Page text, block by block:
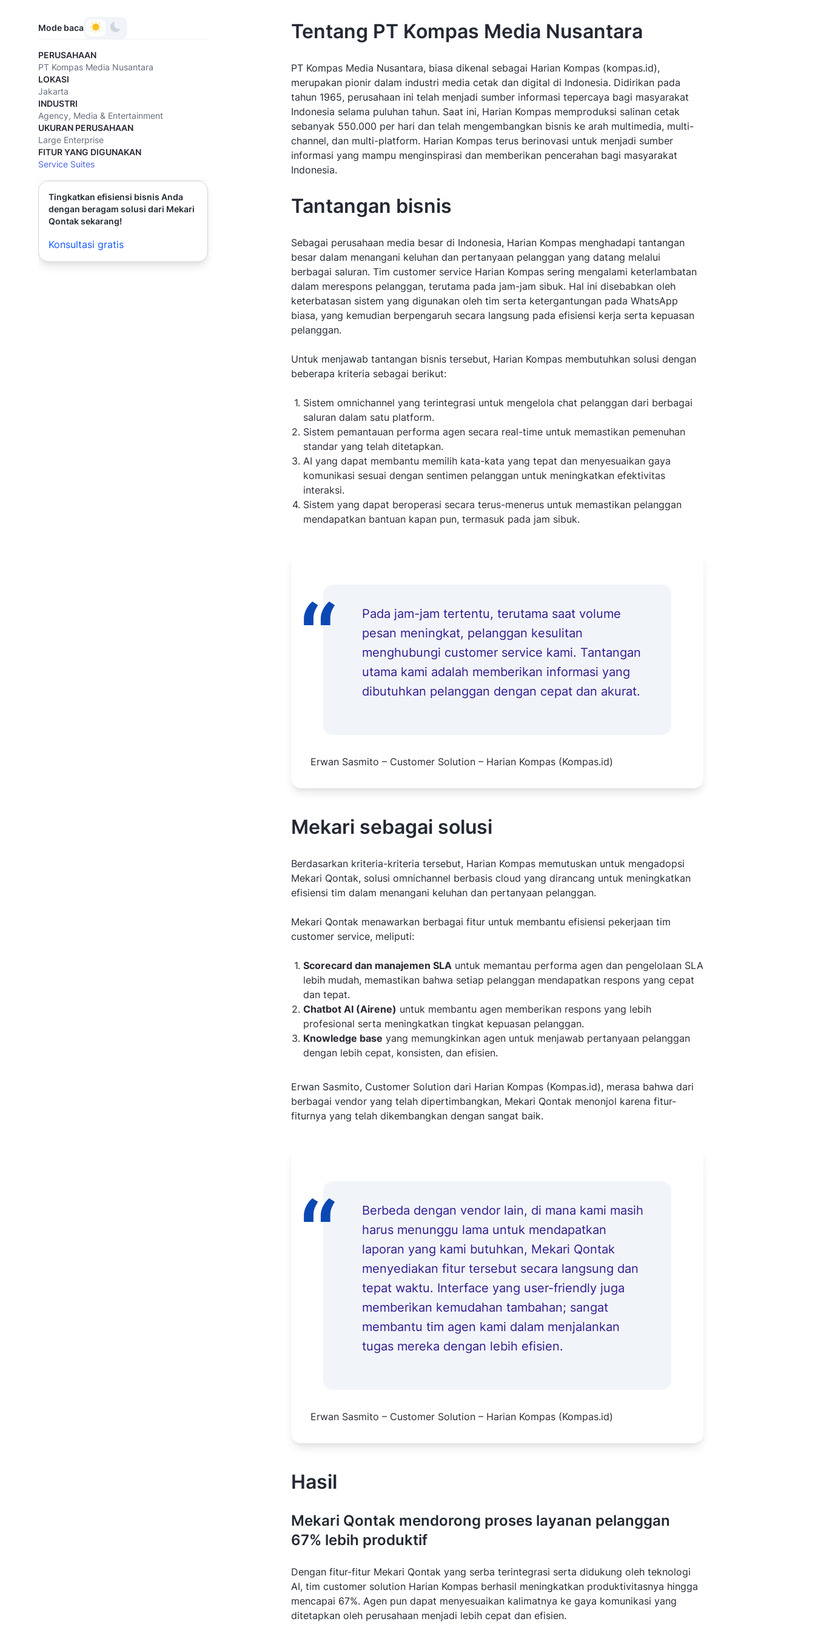
Mode baca
PERUSAHAAN
PT Kompas Media Nusantara
LOKASI
Jakarta
INDUSTRI
Agency, Media & Entertainment
UKURAN PERUSAHAAN
Large Enterprise
FITUR YANG DIGUNAKAN
Service Suites
Tingkatkan efisiensi bisnis Anda
dengan beragam solusi dari Mekari
Qontak sekarang!
Konsultasi gratis
Tentang PT Kompas Media Nusantara
PT Kompas Media Nusantara, biasa dikenal sebagai Harian Kompas (kompas.id),
merupakan pionir dalam industri media cetak dan digital di Indonesia. Didirikan pada
tahun 1965, perusahaan ini telah menjadi sumber informasi tepercaya bagi masyarakat
Indonesia selama puluhan tahun. Saat ini, Harian Kompas memproduksi salinan cetak
sebanyak 550.000 per hari dan telah mengembangkan bisnis ke arah multimedia, multi-
channel, dan multi-platform. Harian Kompas terus berinovasi untuk menjadi sumber
informasi yang mampu menginspirasi dan memberikan pencerahan bagi masyarakat
Indonesia.
Tantangan bisnis
Sebagai perusahaan media besar di Indonesia, Harian Kompas menghadapi tantangan
besar dalam menangani keluhan dan pertanyaan pelanggan yang datang melalui
berbagai saluran. Tim customer service Harian Kompas sering mengalami keterlambatan
dalam merespons pelanggan, terutama pada jam-jam sibuk. Hal ini disebabkan oleh
keterbatasan sistem yang digunakan oleh tim serta ketergantungan pada WhatsApp
biasa, yang kemudian berpengaruh secara langsung pada efisiensi kerja serta kepuasan
pelanggan.
Untuk menjawab tantangan bisnis tersebut, Harian Kompas membutuhkan solusi dengan
beberapa kriteria sebagai berikut:
Sistem omnichannel yang terintegrasi untuk mengelola chat pelanggan dari berbagai
saluran dalam satu platform.
Sistem pemantauan performa agen secara real-time untuk memastikan pemenuhan
standar yang telah ditetapkan.
AI yang dapat membantu memilih kata-kata yang tepat dan menyesuaikan gaya
komunikasi sesuai dengan sentimen pelanggan untuk meningkatkan efektivitas
interaksi.
Sistem yang dapat beroperasi secara terus-menerus untuk memastikan pelanggan
mendapatkan bantuan kapan pun, termasuk pada jam sibuk.
Pada jam-jam tertentu, terutama saat volume
pesan meningkat, pelanggan kesulitan
menghubungi customer service kami. Tantangan
utama kami adalah memberikan informasi yang
dibutuhkan pelanggan dengan cepat dan akurat.
Erwan Sasmito – Customer Solution – Harian Kompas (Kompas.id)
Mekari sebagai solusi
Berdasarkan kriteria-kriteria tersebut, Harian Kompas memutuskan untuk mengadopsi
Mekari Qontak, solusi omnichannel berbasis cloud yang dirancang untuk meningkatkan
efisiensi tim dalam menangani keluhan dan pertanyaan pelanggan.
Mekari Qontak menawarkan berbagai fitur untuk membantu efisiensi pekerjaan tim
customer service, meliputi:
Scorecard dan manajemen SLA untuk memantau performa agen dan pengelolaan SLA
lebih mudah, memastikan bahwa setiap pelanggan mendapatkan respons yang cepat
dan tepat.
Chatbot AI (Airene) untuk membantu agen memberikan respons yang lebih
profesional serta meningkatkan tingkat kepuasan pelanggan.
Knowledge base yang memungkinkan agen untuk menjawab pertanyaan pelanggan
dengan lebih cepat, konsisten, dan efisien.
Erwan Sasmito, Customer Solution dari Harian Kompas (Kompas.id), merasa bahwa dari
berbagai vendor yang telah dipertimbangkan, Mekari Qontak menonjol karena fitur-
fiturnya yang telah dikembangkan dengan sangat baik.
Berbeda dengan vendor lain, di mana kami masih
harus menunggu lama untuk mendapatkan
laporan yang kami butuhkan, Mekari Qontak
menyediakan fitur tersebut secara langsung dan
tepat waktu. Interface yang user-friendly juga
memberikan kemudahan tambahan; sangat
membantu tim agen kami dalam menjalankan
tugas mereka dengan lebih efisien.
Erwan Sasmito – Customer Solution – Harian Kompas (Kompas.id)
Hasil
Mekari Qontak mendorong proses layanan pelanggan
67% lebih produktif
Dengan fitur-fitur Mekari Qontak yang serba terintegrasi serta didukung oleh teknologi
AI, tim customer solution Harian Kompas berhasil meningkatkan produktivitasnya hingga
mencapai 67%. Agen pun dapat menyesuaikan kalimatnya ke gaya komunikasi yang
ditetapkan oleh perusahaan menjadi lebih cepat dan efisien.